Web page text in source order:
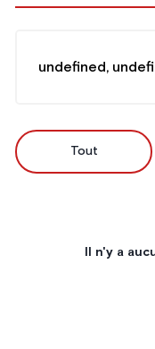
undefined,
Tout
Il n'y a